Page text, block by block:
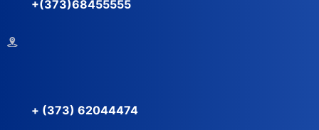
+(373)68455555
+ (373) 62044474